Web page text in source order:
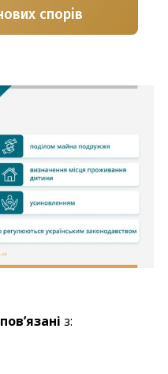
спорів
пов’язані з: